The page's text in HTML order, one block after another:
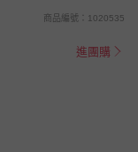
商品編號：1020535
進團購